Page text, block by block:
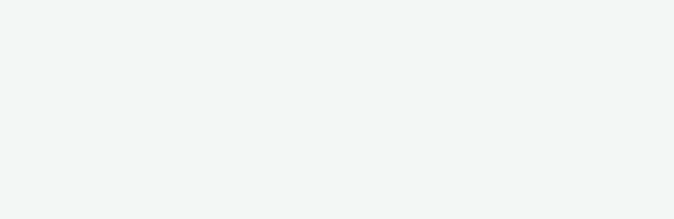
Kreislauf-Erkrankungen bei Erwachsenen – das sind einige
werden können. Schon für sich genommen können diese
in Bezug auf die Entwicklung möglicher geistiger Beeinträchtigungen? Das hat ein US-
Autor*innen schätzen, dass im Jahr 2013 mehr als 100 Millionen US-Amerikaner*innen einer
überschritt, ab dem ein Risiko für lärmbedingte Hörschäden besteht.